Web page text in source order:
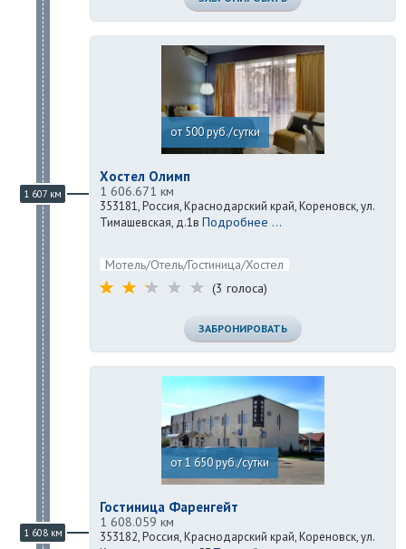
1 607 км
от 500 руб./сутки
Хостел Олимп
1 606.671 км
353181, Россия, Краснодарский край, Кореновск, ул.
Тимашевская, д.1в Подробнее ...
Мотель/Отель/Гостиница/Хостел
(3 голоса)
ЗАБРОНИРОВАТЬ
1 608 км
от 1 650 руб./сутки
Гостиница Фаренгейт
1 608.059 км
353182, Россия, Краснодарский край, Кореновск, ул.